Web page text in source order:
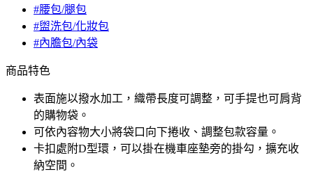
#腰包/腿包
#盥洗包/化妝包
#內膽包/內袋
商品特色
表面施以撥水加工，織帶長度可調整，可手提也可肩背
的購物袋。
可依內容物大小將袋口向下捲收、調整包款容量。
卡扣處附D型環，可以掛在機車座墊旁的掛勾，擴充收
納空間。